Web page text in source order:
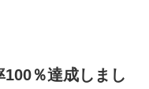
％達成しまし